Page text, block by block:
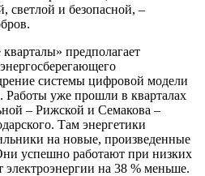
светлой и безопасной, –
предполагает
системы цифровой модели
Работы уже прошли в кварталах
– Рижской и Семакова –
Там энергетики
на новые, произведенные
успешно работают при низких
электроэнергии на 38 % меньше.